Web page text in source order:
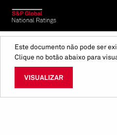
Este documento não pode ser
Clique no botão abaixo para
VISUALIZAR